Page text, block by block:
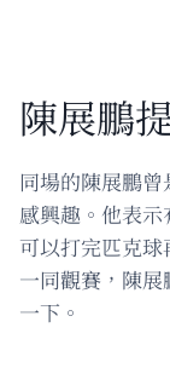
陳展鵬
同場的陳展鵬
感興趣。他表
可以打完匹克
一同觀賽，陳
一下。